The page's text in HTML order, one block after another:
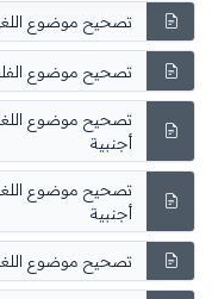
تصحيح موضوع اللغة العربية
تصحيح موضوع الفلسفة بكالوريا
أجنبية
أجنبية
تصحيح موضوع اللغة الألمانية